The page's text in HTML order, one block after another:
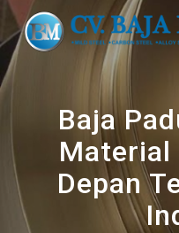
Baja
Material
Depan